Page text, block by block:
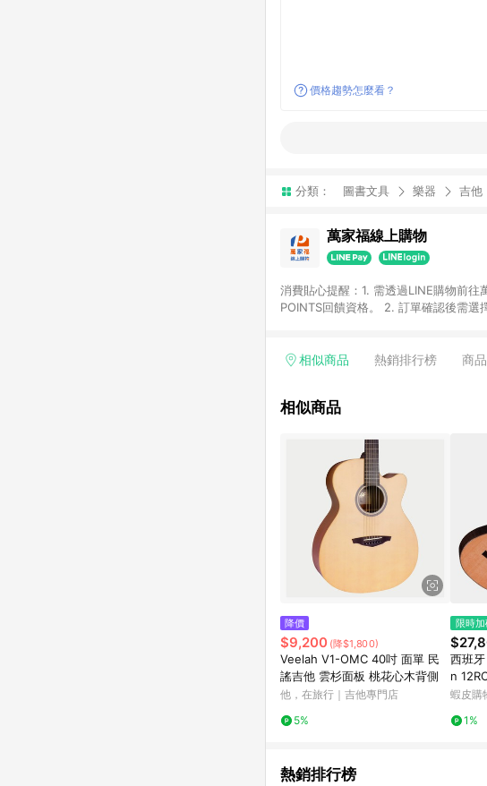
價格趨勢怎麼看？
分類： 圖書文具 樂器 吉他
萬家福線上購物
消費貼心提醒：1. 需透過LINE購物前
POINTS回饋資格。 2. 訂單確認後需選
留時間內聯絡客服中心，並由康達盛通
相似商品 熱銷排行榜 商
相似商品
降價
$9,200 (降$1,800)
Veelah V1-OMC 40吋 面單 民
謠吉他 雲杉面板 桃花心木背側
他，在旅行｜吉他專門店
5%
限時
西班
n
指板
蝦皮購
1%
熱銷排行榜